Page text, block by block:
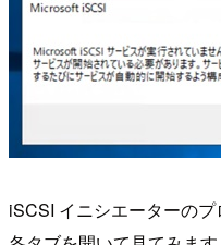
iSCSI イニシエーターのプ